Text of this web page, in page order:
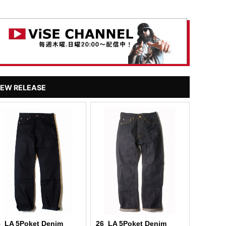
RELEASE
5Poket Denim 26_LA 5Poket Denim